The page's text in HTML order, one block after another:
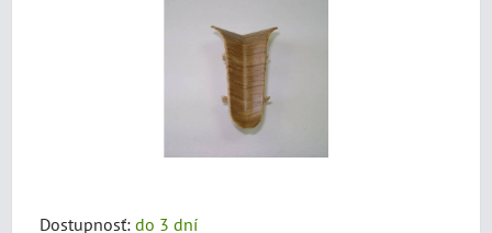
Dostupnosť: do 3 dní